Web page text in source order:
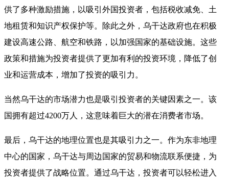
供了多种激励措施，以吸引外国投资者，包括税收减免、土
地租赁和知识产权保护等。除此之外，乌干达政府也在积极
建设高速公路、航空和铁路，以加强国家的基础设施。这些
政策和措施为投资者提供了更加有利的投资环境，降低了创
业和运营成本，增加了投资的吸引力。
当然乌干达的市场潜力也是吸引投资者的关键因素之一。该
国拥有超过4200万人，这意味着巨大的潜在消费者市场。
最后，乌干达的地理位置也是其吸引力之一。作为东非地理
中心的国家，乌干达与周边国家的贸易和物流联系便捷，为
投资者提供了战略位置。通过乌干达，投资者可以轻松进入